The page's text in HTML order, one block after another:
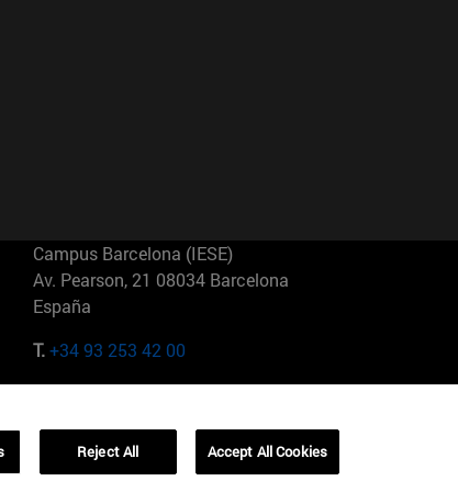
Campus Barcelona (IESE)
Av. Pearson, 21 08034 Barcelona
España
T.+34 93 253 42 00
01321001 Bela Vista Brasil
Reject All Accept All Cookies